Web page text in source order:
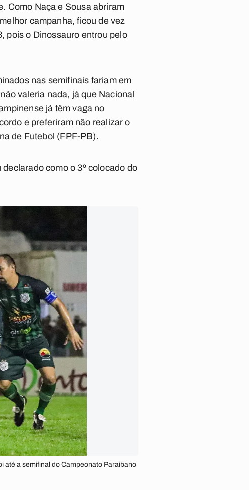
Como Naça e Sousa abriram
campanha, ficou de vez
pois o Dinossauro entrou pelo
nas semifinais fariam em
valeria nada, já que Nacional
já têm vaga no
e preferiram não realizar o
de Futebol (FPF-PB).
como o 3º colocado do
até a semifinal do Campeonato Paraibano